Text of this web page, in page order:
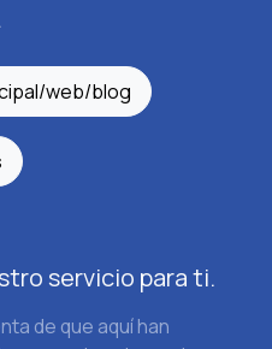
web/blog
servicio para ti.
de que aquí han